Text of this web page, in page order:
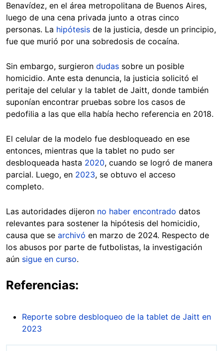
Benavídez, en el área metropolitana de Buenos Aires,
luego de una cena privada junto a otras cinco
personas. La hipótesis de la justicia, desde un principio,
fue que murió por una sobredosis de cocaína.
Sin embargo, surgieron dudas sobre un posible
homicidio. Ante esta denuncia, la justicia solicitó el
peritaje del celular y la tablet de Jaitt, donde también
suponían encontrar pruebas sobre los casos de
pedofilia a las que ella había hecho referencia en 2018.
El celular de la modelo fue desbloqueado en ese
entonces, mientras que la tablet no pudo ser
desbloqueada hasta 2020, cuando se logró de manera
parcial. Luego, en 2023, se obtuvo el acceso
completo.
Las autoridades dijeron no haber encontrado datos
relevantes para sostener la hipótesis del homicidio,
causa que se archivó en marzo de 2024. Respecto de
los abusos por parte de futbolistas, la investigación
aún sigue en curso.
Referencias:
Reporte sobre desbloqueo de la tablet de Jaitt en
2023